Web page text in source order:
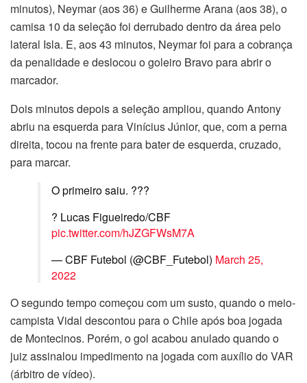
minutos), Neymar (aos 36) e Guilherme Arana (aos 38), o
camisa 10 da seleção foi derrubado dentro da área pelo
lateral Isla. E, aos 43 minutos, Neymar foi para a cobrança
da penalidade e deslocou o goleiro Bravo para abrir o
marcador.
Dois minutos depois a seleção ampliou, quando Antony
abriu na esquerda para Vinícius Júnior, que, com a perna
direita, tocou na frente para bater de esquerda, cruzado,
para marcar.
O primeiro saiu. ???
? Lucas Figueiredo/CBF
pic.twitter.com/hJZGFWsM7A
— CBF Futebol (@CBF_Futebol) March 25,
2022
O segundo tempo começou com um susto, quando o meio-
campista Vidal descontou para o Chile após boa jogada
de Montecinos. Porém, o gol acabou anulado quando o
juiz assinalou impedimento na jogada com auxílio do VAR
(árbitro de vídeo).